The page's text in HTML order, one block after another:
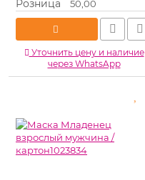
Розница 50,00
Уточнить цену и наличие
через WhatsApp